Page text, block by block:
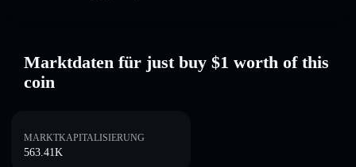
Marktdaten für just buy $1 worth of this
coin
MARKTKAPITALISIERUNG
563.41K